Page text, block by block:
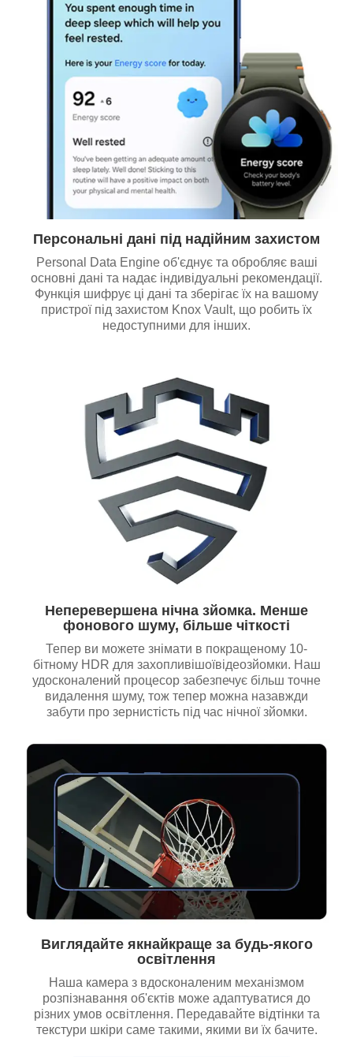
Персональні дані під надійним захистом
Personal Data Engine об'єднує та обробляє ваші
основні дані та надає індивідуальні рекомендації.
Функція шифрує ці дані та зберігає їх на вашому
пристрої під захистом Knox Vault, що робить їх
недоступними для інших.
Неперевершена нічна зйомка. Менше
фонового шуму, більше чіткості
Тепер ви можете знімати в покращеному 10-
бітному HDR для захопливішоївідеозйомки. Наш
удосконалений процесор забезпечує більш точне
видалення шуму, тож тепер можна назавжди
забути про зернистість під час нічної зйомки.
Виглядайте якнайкраще за будь-якого
освітлення
Наша камера з вдосконаленим механізмом
розпізнавання об'єктів може адаптуватися до
різних умов освітлення. Передавайте відтінки та
текстури шкіри саме такими, якими ви їх бачите.